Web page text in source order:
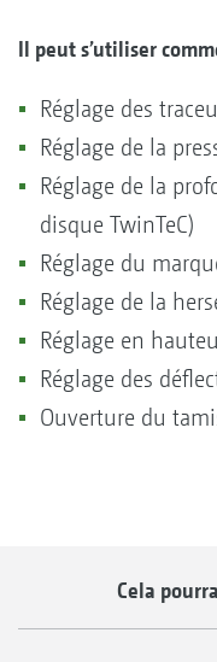
Il peut s’utiliser
Réglage des
Réglage de la
Réglage de la
disque TwinTeC)
Réglage du
Réglage de la
Réglage en
Réglage des
Ouverture du
Cela